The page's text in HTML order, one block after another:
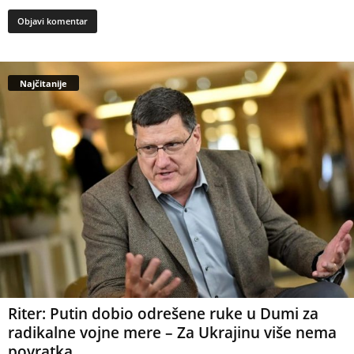
Najčitanije
Riter: Putin dobio odrešene ruke u Dumi za
radikalne vojne mere – Za Ukrajinu više nema